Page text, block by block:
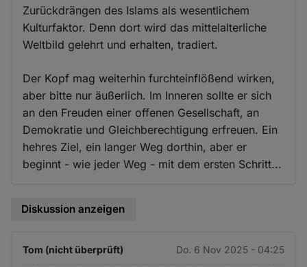
Zurückdrängen des Islams als wesentlichem
Kulturfaktor. Denn dort wird das mittelalterliche
Weltbild gelehrt und erhalten, tradiert.
Der Kopf mag weiterhin furchteinflößend wirken,
aber bitte nur äußerlich. Im Inneren sollte er sich
an den Freuden einer offenen Gesellschaft, an
Demokratie und Gleichberechtigung erfreuen. Ein
hehres Ziel, ein langer Weg dorthin, aber er
beginnt - wie jeder Weg - mit dem ersten Schritt...
Diskussion anzeigen
Tom (nicht überprüft) Do. 6 Nov 2025 - 04:25